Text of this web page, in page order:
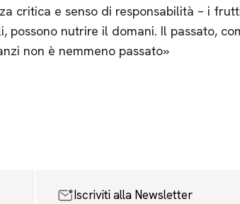
critica e senso di responsabilità – i
possono nutrire il domani. Il passato,
non è nemmeno passato»
Iscriviti alla Newsletter